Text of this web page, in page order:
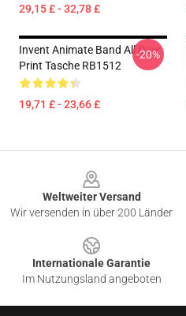
29,15 £ - 32,78 £
Invent Animate Band All Over
Print Tasche RB1512
19,71 £ - 23,66 £
-20%
Weltweiter Versand
Wir versenden in über 200 Länder
Internationale Garantie
Im Nutzungsland angeboten